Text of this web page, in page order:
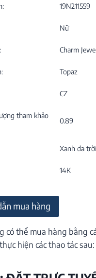
19N211559
Nữ
Charm
Topaz
CZ
tham khảo
0.89
Xanh da trời
14K
mua hàng
có thể mua hàng bằng
hiện các thao tác sau: